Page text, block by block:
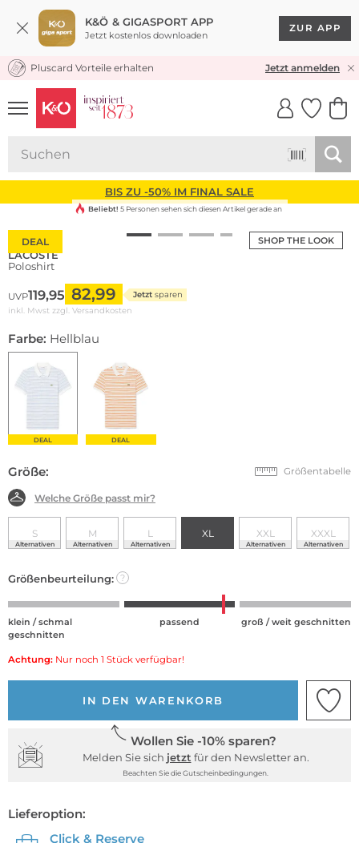
K&Ö & GIGASPORT APP
Jetzt kostenlos downloaden
ZUR APP
KOSTENLOSER VERSAND* & RÜCKVERSAND
Pluscard Vorteile erhalten Jetzt anmelden
UNSERE APP
CLICK &
BIS ZU -50% IM FINAL SALE
SHOP THE LOOK
DEAL
Beliebt! 5 Personen sehen sich diesen Artikel gerade an
LACOSTE
Poloshirt
UVP119,95 82,99 Jetzt sparen
inkl. Mwst zzgl. Versandkosten
Farbe: Hellblau
DEAL DEAL
Größe: Größentabelle
Welche Größe passt mir?
S
Alternativen
M
Alternativen
L
Alternativen
XL XXL
Alternativen
XXXL
Alternativen
Größenbeurteilung: ?
klein / schmal
geschnitten
passend groß / weit geschnitten
Achtung: Nur noch 1 Stück verfügbar!
IN DEN WARENKORB
Wollen Sie -10% sparen?
Melden Sie sich jetzt für den Newsletter an.
Beachten Sie die Gutscheinbedingungen.
Lieferoption:
Click & Reserve